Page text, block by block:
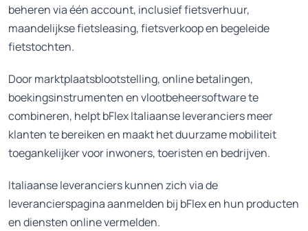
beheren via één account, inclusief fietsverhuur,
maandelijkse fietsleasing, fietsverkoop en begeleide
fietstochten.
Door marktplaatsblootstelling, online betalingen,
boekingsinstrumenten en vlootbeheersoftware te
combineren, helpt bFlex Italiaanse leveranciers meer
klanten te bereiken en maakt het duurzame mobiliteit
toegankelijker voor inwoners, toeristen en bedrijven.
Italiaanse leveranciers kunnen zich via de
leverancierspagina aanmelden bij bFlex en hun producten
en diensten online vermelden.